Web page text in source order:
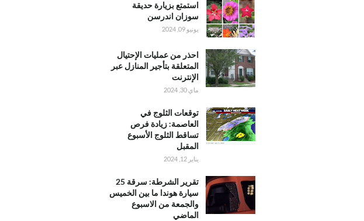
استمتع بزيارة حديقة
سوزان اندرسن
يونيو 09, 2024
احذر من عمليات الإحتيال
المتعلقة بتأجير المنازل عبر
الإنترنت
ماي 30, 2024
توقعات الثلوج في
العاصمة: زيادة فرص
تساقط الثلوج الأسبوع
المقبل
يناير 12, 2024
تقرير الشرطة: سرقة 25
سيارة هوندا ما بين الخميس
والجمعة من الاسبوع
الماضي